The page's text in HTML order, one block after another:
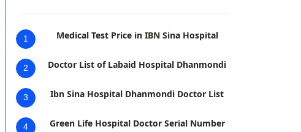
1 Medical Test Price in IBN Sina Hospital
2 Doctor List of Labaid Hospital Dhanmondi
3 Ibn Sina Hospital Dhanmondi Doctor List
4 Green Life Hospital Doctor Serial Number